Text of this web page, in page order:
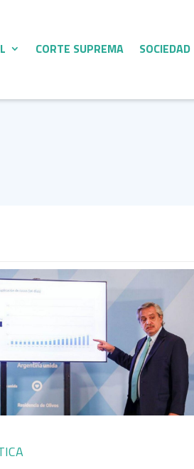
CORTE SUPREMA SOCIEDAD